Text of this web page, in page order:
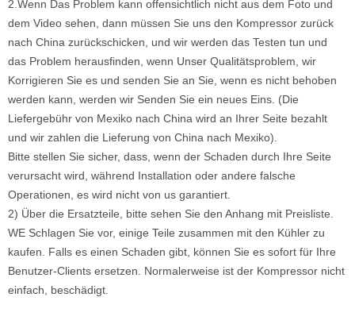
2.Wenn Das Problem kann offensichtlich nicht aus dem Foto und
dem Video sehen, dann müssen Sie uns den Kompressor zurück
nach China zurückschicken, und wir werden das Testen tun und
das Problem herausfinden, wenn Unser Qualitätsproblem, wir
Korrigieren Sie es und senden Sie an Sie, wenn es nicht behoben
werden kann, werden wir Senden Sie ein neues Eins. (Die
Liefergebühr von Mexiko nach China wird an Ihrer Seite bezahlt
und wir zahlen die Lieferung von China nach Mexiko).
Bitte stellen Sie sicher, dass, wenn der Schaden durch Ihre Seite
verursacht wird, während Installation oder andere falsche
Operationen, es wird nicht von us garantiert.
2) Über die Ersatzteile, bitte sehen Sie den Anhang mit Preisliste.
WE Schlagen Sie vor, einige Teile zusammen mit den Kühler zu
kaufen. Falls es einen Schaden gibt, können Sie es sofort für Ihre
Benutzer-Clients ersetzen. Normalerweise ist der Kompressor nicht
einfach, beschädigt.